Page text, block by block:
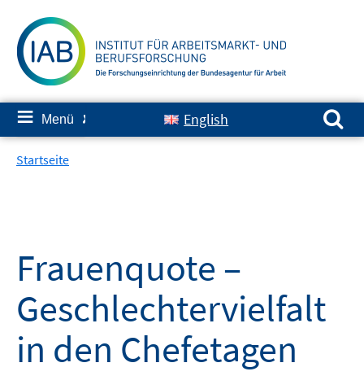
zum
Inhalt
≡ Menü ✘ English
Suchen nach:
Startseite
Frauenquote –
Geschlechtervielfalt
in den Chefetagen